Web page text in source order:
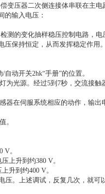
压器二次侧连接体串联在主电
的输入电压：
的变化抽样稳压控制电路，电
保持恒定，从而发挥稳定作用。
动开关2hk“手册”的位置。
光源。经过5到7秒，交流接触
在伺服系统相应的动作，输出
。
。
上升到约380 V。
升到约400 V。
。上述调试，反复几次，就可